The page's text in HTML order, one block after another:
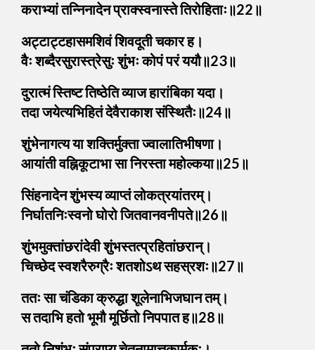
कराभ्यां तन्निनादेन प्राक्स्वनास्ते तिरोहिताः॥22॥
अट्टाट्टहासमशिवं शिवदूती चकार ह।
वैः शब्दैरसुरास्त्रेसुः शुंभः कोपं परं ययौ॥23॥
दुरात्मं स्तिष्ट तिष्ठेति व्याज हारांबिका यदा।
तदा जयेत्यभिहितं देवैराकाश संस्थितैः॥24॥
शुंभेनागत्य या शक्तिर्मुक्ता ज्वालातिभीषणा।
आयांती वह्निकूटाभा सा निरस्ता महोल्कया॥25॥
सिंहनादेन शुंभस्य व्याप्तं लोकत्रयांतरम्।
निर्घातनिःस्वनो घोरो जितवानवनीपते॥26॥
शुंभमुक्तांछरांदेवी शुंभस्तत्प्रहितांछरान्।
चिच्छेद स्वशरैरुग्रैः शतशोऽथ सहस्रशः॥27॥
ततः सा चंडिका क्रुद्धा शूलेनाभिजघान तम्।
स तदाभि हतो भूमौ मूर्छितो निपपात ह॥28॥